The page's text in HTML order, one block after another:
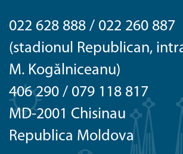
022 628 888 / 022 260 887
(stadionul Republican,
M.
406 290 / 079 118 817
MD-2001 Chisinau
Republica